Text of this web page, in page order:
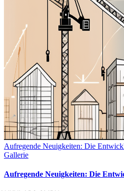
Aufregende Neuigkeiten: Die
Gallerie
Aufregende Neuigkeiten: Die